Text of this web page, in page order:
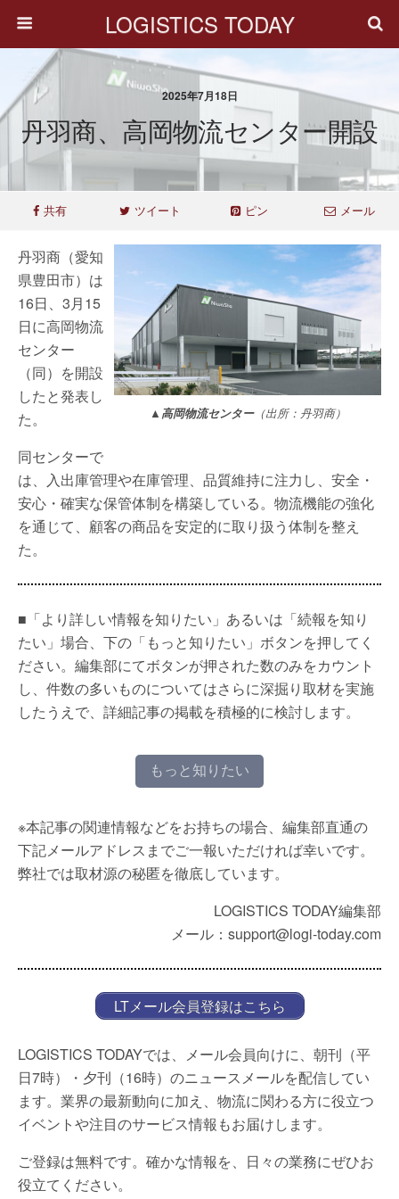
LOGISTICS TODAY
2025年7月18日
丹羽商、高岡物流センター開設
共有 ツイート ピン メール
▲高岡物流センター（出所：丹羽商）
丹羽商（愛知
県豊田市）は
16日、3月15
日に高岡物流
センター
（同）を開設
したと発表し
た。
同センターで
は、入出庫管理や在庫管理、品質維持に注力し、安全・
安心・確実な保管体制を構築している。物流機能の強化
を通じて、顧客の商品を安定的に取り扱う体制を整え
た。
■「より詳しい情報を知りたい」あるいは「続報を知り
たい」場合、下の「もっと知りたい」ボタンを押してく
ださい。編集部にてボタンが押された数のみをカウント
し、件数の多いものについてはさらに深掘り取材を実施
したうえで、詳細記事の掲載を積極的に検討します。
もっと知りたい
※本記事の関連情報などをお持ちの場合、編集部直通の
下記メールアドレスまでご一報いただければ幸いです。
弊社では取材源の秘匿を徹底しています。
LOGISTICS TODAY編集部
メール：support@logi-today.com
LTメール会員登録はこちら
LOGISTICS TODAYでは、メール会員向けに、朝刊（平
日7時）・夕刊（16時）のニュースメールを配信してい
ます。業界の最新動向に加え、物流に関わる方に役立つ
イベントや注目のサービス情報もお届けします。
ご登録は無料です。確かな情報を、日々の業務にぜひお
役立てください。